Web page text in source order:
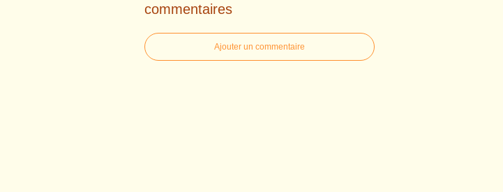
commentaires
Ajouter un commentaire